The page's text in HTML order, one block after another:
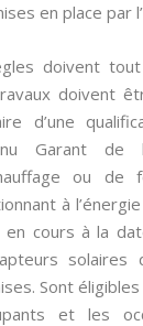
en place par
doivent
doivent
d’une
Garant de
ou de
à
cours à la
solaires
Sont
et les